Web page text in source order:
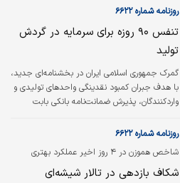
روزنامه شماره ۶۶۲۲
تنفس ۹۰ روزه برای سرمایه در گردش
تولید
گمرک جمهوری اسلامی ایران در بخشنامه‌ای جدید،
با هدف جبران کمبود نقدینگی واحدهای تولیدی و
واردکنندگان، پذیرش ضمانت‌نامه بانکی بابت
۹۰ روز ابلاغ کرد؛ تصمیمی که در پی پیگیری‌های
کمیسیون گمرک اتاق ایران اجرایی شده است.
شاخص هموزن در ۴ روز اخیر عملکرد بهتری
نسبت به شاخص کل داشته است
روزنامه شماره ۶۶۲۲
شکاف بازدهی در تالار شیشه‌ای